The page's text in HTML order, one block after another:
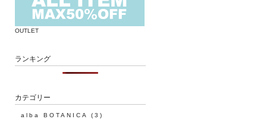
OUTLET
ランキング
カテゴリー
alba BOTANICA
(3)